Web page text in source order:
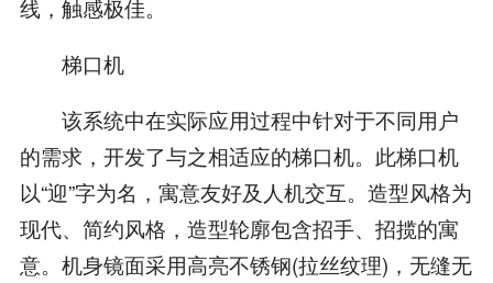
线，触感极佳。
梯口机
该系统中在实际应用过程中针对于不同用户
的需求，开发了与之相适应的梯口机。此梯口机
以“迎”字为名，寓意友好及人机交互。造型风格为
现代、简约风格，造型轮廓包含招手、招揽的寓
意。机身镜面采用高亮不锈钢(拉丝纹理)，无缝无